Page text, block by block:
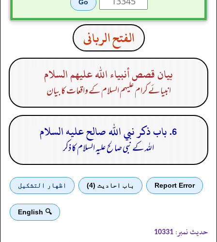
الفتح الربانی
بيان قصص أنبياء الله عليهم السلام
انبیائے کرام علیہم السلام کے واقعات کا بیان
6. باب ذكر نبي الله صالح عليه السلام
اللہ کے نبی صالح علیہ السلام کا ذکر
Report Error باب احادیث (4) اظهار التشكيل
🔍 English
حدیث نمبر: 10331